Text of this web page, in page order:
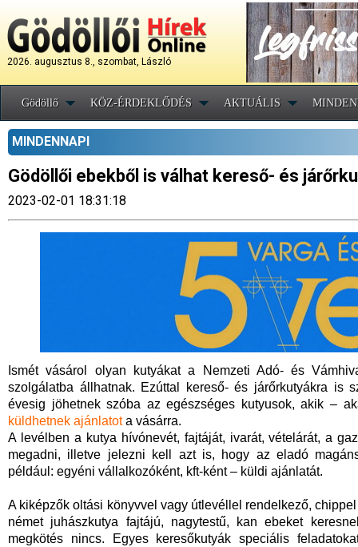
2026. augusztus 8., szombat, László
Gödöllő KÖZ-ÉRDEKLŐDÉS AKTUÁLIS
MINDENNAPI
Gödöllői ebekből is válhat kereső- és
2023-02-01 18:31:18
Ismét vásárol olyan kutyákat a Nemzeti Adó- és
szolgálatba állhatnak. Ezúttal kereső- és járőrkutyákra is
évesig jöhetnek szóba az egészséges kutyusok, akik –
küldhetnek ajánlatota vásárra.
A levélben a kutya hívónevét, fajtáját, ivarát, vételárát, a
megadni, illetve jelezni kell azt is, hogy az eladó
például: egyéni vállalkozóként, kft-ként – küldi ajánlatát.
A kiképzők oltási könyvvel vagy útlevéllel rendelkező,
német juhászkutya fajtájú, nagytestű, kan ebeket
megkötés nincs. Egyes keresőkutyák speciális